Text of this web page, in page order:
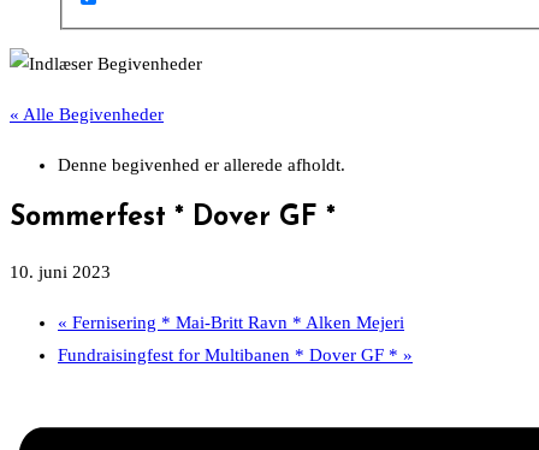
« Alle Begivenheder
Denne begivenhed er allerede afholdt.
Sommerfest * Dover GF *
10. juni 2023
« Fernisering * Mai-Britt Ravn * Alken Mejeri
Fundraisingfest for Multibanen * Dover GF * »